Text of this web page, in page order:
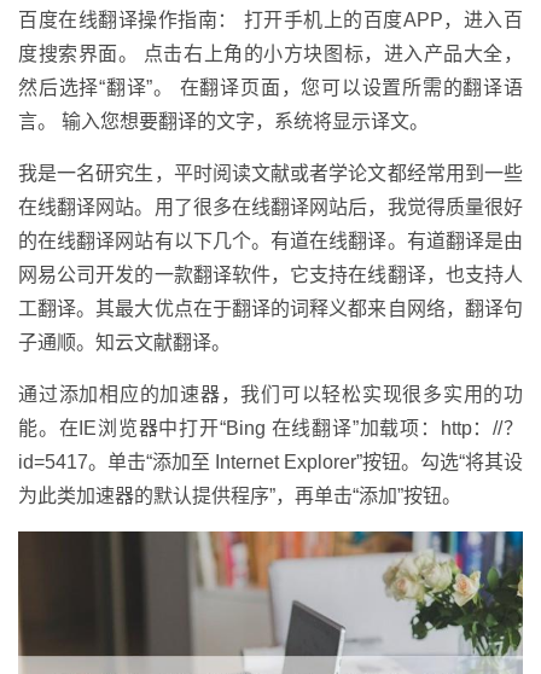
百度在线翻译操作指南： 打开手机上的百度APP，进入百
度搜索界面。 点击右上角的小方块图标，进入产品大全，
然后选择“翻译”。 在翻译页面，您可以设置所需的翻译语
言。 输入您想要翻译的文字，系统将显示译文。
我是一名研究生，平时阅读文献或者学论文都经常用到一些
在线翻译网站。用了很多在线翻译网站后，我觉得质量很好
的在线翻译网站有以下几个。有道在线翻译。有道翻译是由
网易公司开发的一款翻译软件，它支持在线翻译，也支持人
工翻译。其最大优点在于翻译的词释义都来自网络，翻译句
子通顺。知云文献翻译。
通过添加相应的加速器，我们可以轻松实现很多实用的功
能。在IE浏览器中打开“Bing 在线翻译”加载项：http：//？
id=5417。单击“添加至 Internet Explorer”按钮。勾选“将其设
为此类加速器的默认提供程序”，再单击“添加”按钮。